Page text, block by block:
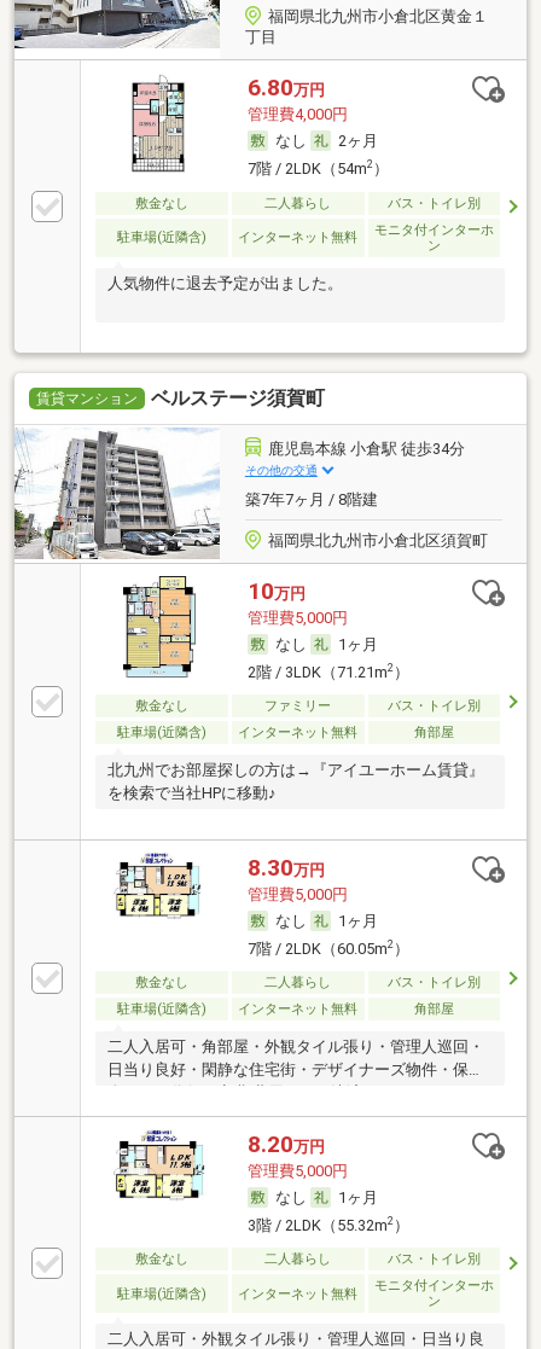
福岡県北九州市小倉北区黄金１
丁目
6.80万円
管理費4,000円
なし
2ヶ月
7階 / 2LDK（54m2）
敷金なし 二人暮らし バス・トイレ別
駐車場(近隣含) インターネット無料
モニタ付インターホ
ン
人気物件に退去予定が出ました。
賃貸マンション ベルステージ須賀町
鹿児島本線 小倉駅 徒歩34分
その他の交通
築7年7ヶ月 / 8階建
福岡県北九州市小倉北区須賀町
10万円
管理費5,000円
なし
1ヶ月
2階 / 3LDK（71.21m2）
敷金なし ファミリー
バス・トイレ別
駐車場(近隣含)
インターネット無料 角部屋
北九州でお部屋探しの方は→『アイユーホーム賃貸』
を検索で当社HPに移動♪
8.30万円
管理費5,000円
なし
1ヶ月
7階 / 2LDK（60.05m2）
敷金なし 二人暮らし
バス・トイレ別
駐車場(近隣含)
インターネット無料 角部屋
二人入居可・角部屋・外観タイル張り・管理人巡回・
日当り良好・閑静な住宅街・デザイナーズ物件・保証
8.20万円
管理費5,000円
なし
1ヶ月
3階 / 2LDK（55.32m2）
敷金なし 二人暮らし バス・トイレ別
駐車場(近隣含) インターネット無料
モニタ付インターホ
ン
二人入居可・外観タイル張り・管理人巡回・日当り良